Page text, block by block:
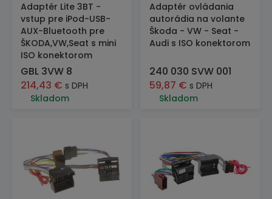
Adaptér Lite 3BT -
vstup pre iPod-USB-
AUX-Bluetooth pre
ŠKODA,VW,Seat s mini
ISO konektorom
GBL 3VW 8
214,43 € s DPH
Skladom
Adaptér ovládania
autorádia na volante
Škoda - VW - Seat -
Audi s ISO konektorom
240 030 SVW 001
59,87 € s DPH
Skladom